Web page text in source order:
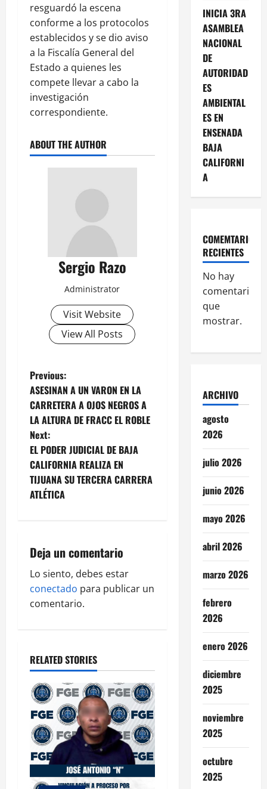
resguardó la escena
conforme a los protocolos
establecidos y se dio aviso
a la Fiscalía General del
Estado a quienes les
compete llevar a cabo la
investigación
correspondiente.
ABOUT THE AUTHOR
Sergio Razo
Administrator
Visit Website
View All Posts
P
o
s
t
n
a
i
g
a
i
o
n
Previous:
ASESINAN A UN VARON EN LA
CARRETERA A OJOS NEGROS A
LA ALTURA DE FRACC EL ROBLE
Next:
EL PODER JUDICIAL DE BAJA
CALIFORNIA REALIZA EN
TIJUANA SU TERCERA CARRERA
ATLÉTICA
Deja un comentario
Lo siento, debes estar
conectado para publicar un
comentario.
RELATED STORIES
INICIA 3RA
ASAMBLEA
NACIONAL
DE
AUTORIDAD
ES
AMBIENTAL
ES EN
ENSENADA
BAJA
CALIFORNI
A
COMEMTARIOS
RECIENTES
No hay
comentarios
que
mostrar.
ARCHIVO
agosto
2026
julio 2026
junio 2026
mayo 2026
abril 2026
marzo 2026
febrero
2026
enero 2026
diciembre
2025
noviembre
2025
octubre
2025